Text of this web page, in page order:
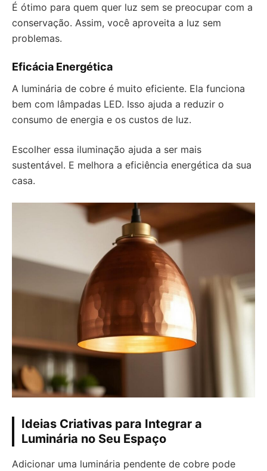
É ótimo para quem quer luz sem se preocupar com a
conservação. Assim, você aproveita a luz sem
problemas.
Eficácia Energética
A luminária de cobre é muito eficiente. Ela funciona
bem com lâmpadas LED. Isso ajuda a reduzir o
consumo de energia e os custos de luz.
Escolher essa iluminação ajuda a ser mais
sustentável. E melhora a eficiência energética da sua
casa.
Ideias Criativas para Integrar a
Luminária no Seu Espaço
Adicionar uma luminária pendente de cobre pode